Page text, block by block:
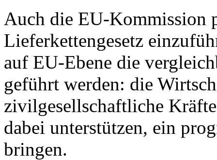
Auch die EU-Kommission
Lieferkettengesetz
auf EU-Ebene die
geführt werden: die
zivilgesellschaftliche
dabei unterstützen, ein
bringen.